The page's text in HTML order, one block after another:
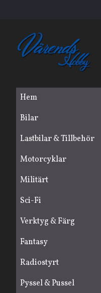
Hem
Bilar
Lastbilar & Tillbehör
Motorcyklar
Militärt
Sci-Fi
Verktyg & Färg
Fantasy
Radiostyrt
Pyssel & Pussel